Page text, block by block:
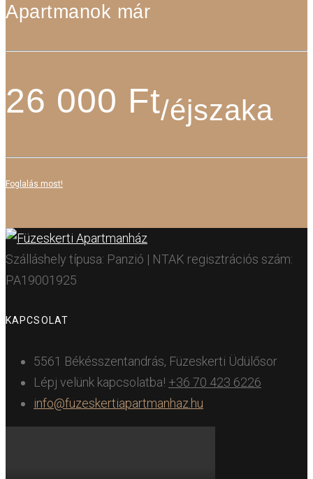
Apartmanok már
26 000 Ft/éjszaka
Foglalás most!
Szálláshely típusa: Panzió | NTAK regisztrációs szám:
PA19001925
KAPCSOLAT
5561 Békésszentandrás, Füzeskerti Üdülősor
Lépj velünk kapcsolatba! +36 70 423 6226
info@fuzeskertiapartmanhaz.hu